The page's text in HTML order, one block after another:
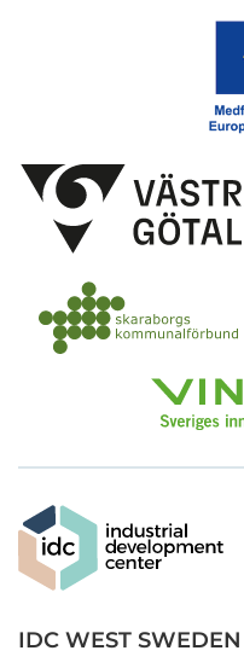
IDC WEST